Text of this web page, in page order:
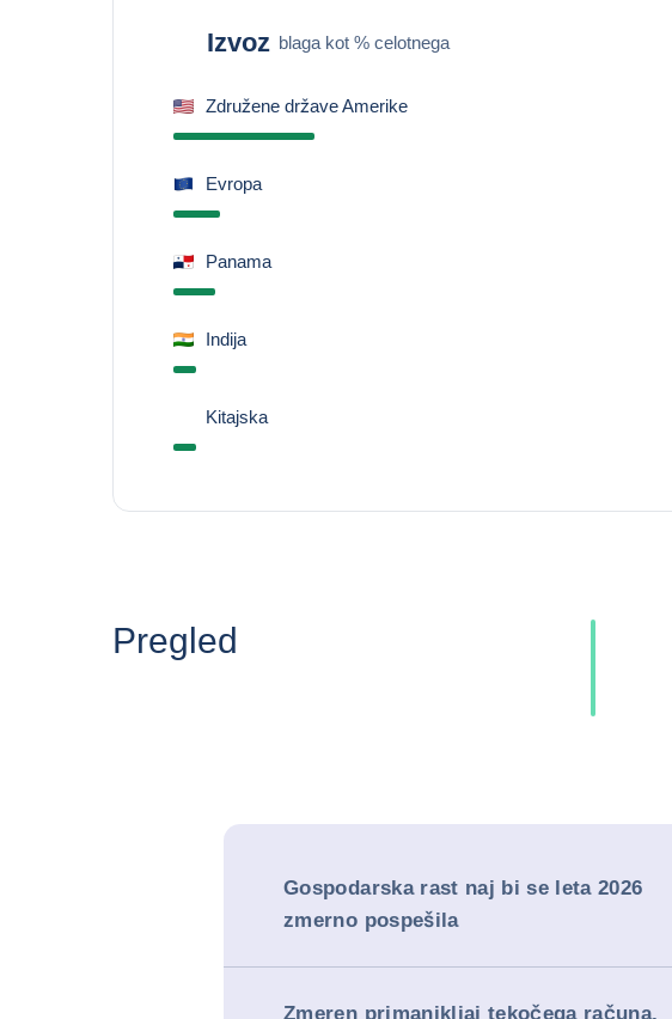
Izvoz blaga kot % celotnega
Združene države Amerike
Evropa
Panama
Indija
Kitajska
Pregled
Gospodarska rast naj bi se leta 2026
zmerno pospešila
Zmeren primanjkljaj tekočega računa,